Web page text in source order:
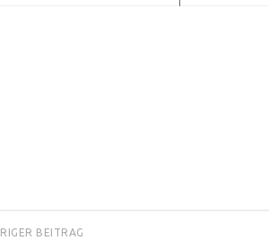
BEITRAG